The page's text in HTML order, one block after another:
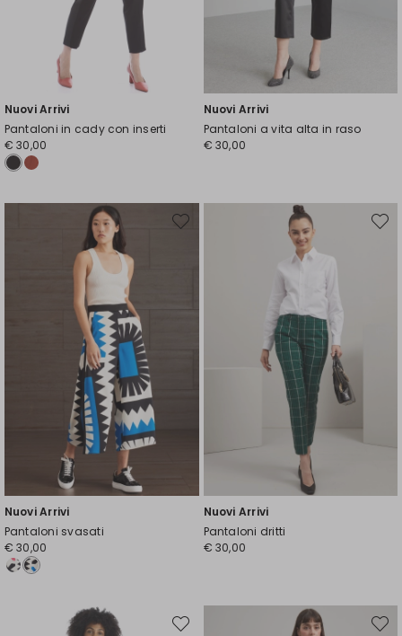
Nuovi Arrivi
Pantaloni in cady con inserti
€ 30,00
Nuovi Arrivi
Pantaloni a vita alta in raso
€ 30,00
Nuovi Arrivi
Pantaloni svasati
€ 30,00
Sposta
Nuovi Arrivi
Pantaloni dritti
€ 30,00
Sposta